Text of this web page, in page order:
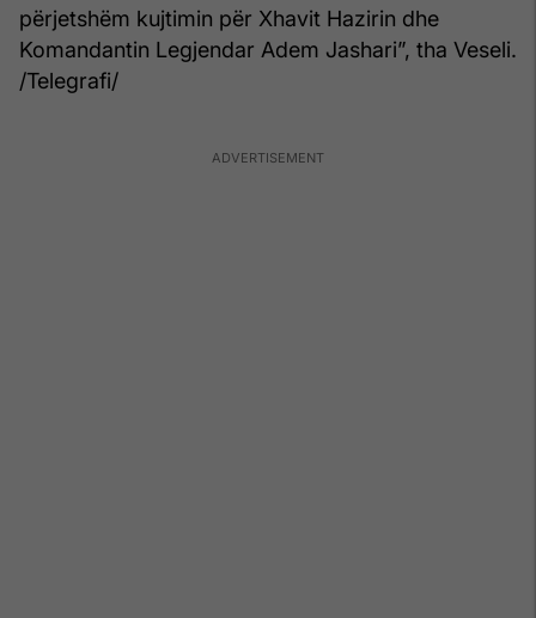
përjetshëm kujtimin për Xhavit Hazirin dhe
Komandantin Legjendar Adem Jashari”, tha Veseli.
/Telegrafi/